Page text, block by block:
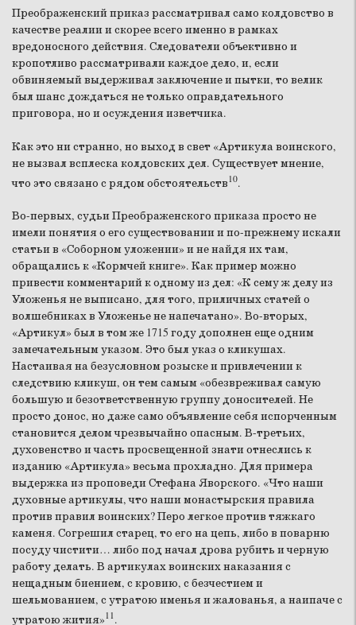
Преображенский приказ рассматривал само колдовство в
качестве реалии и скорее всего именно в рамках
вредоносного действия. Следователи объективно и
кропотливо рассматривали каждое дело, и, если
обвиняемый выдерживал заключение и пытки, то велик
был шанс дождаться не только оправдательного
приговора, но и осуждения изветчика.
Как это ни странно, но выход в свет «Артикула воинского,
не вызвал всплеска колдовских дел. Существует мнение,
что это связано с рядом обстоятельств10.
Во-первых, судьи Преображенского приказа просто не
имели понятия о его существовании и по-прежнему искали
статьи в «Соборном уложении» и не найдя их там,
обращались к «Кормчей книге». Как пример можно
привести комментарий к одному из дел: «К сему ж делу из
Уложенья не выписано, для того, приличных статей о
волшебниках в Уложенье не напечатано». Во-вторых,
«Артикул» был в том же 1715 году дополнен еще одним
замечательным указом. Это был указ о кликушах.
Настаивая на безусловном розыске и привлечении к
следствию кликуш, он тем самым «обезвреживал самую
большую и безответственную группу доносителей. Не
просто донос, но даже само объявление себя испорченным
становится делом чрезвычайно опасным. В-третьих,
духовенство и часть просвещенной знати отнеслись к
изданию «Артикула» весьма прохладно. Для примера
выдержка из проповеди Стефана Яворского. «Что наши
духовные артикулы, что наши монастырския правила
против правил воинских? Перо легкое против тяжкаго
каменя. Согрешил старец, то его на цепь, либо в поварню
посуду чистити… либо под начал дрова рубить и черную
работу делать. В артикулах воинских наказания с
нещадным биением, с кровию, с безчестием и
шельмованием, с утратою именья и жалованья, а наипаче с
утратою жития»11.